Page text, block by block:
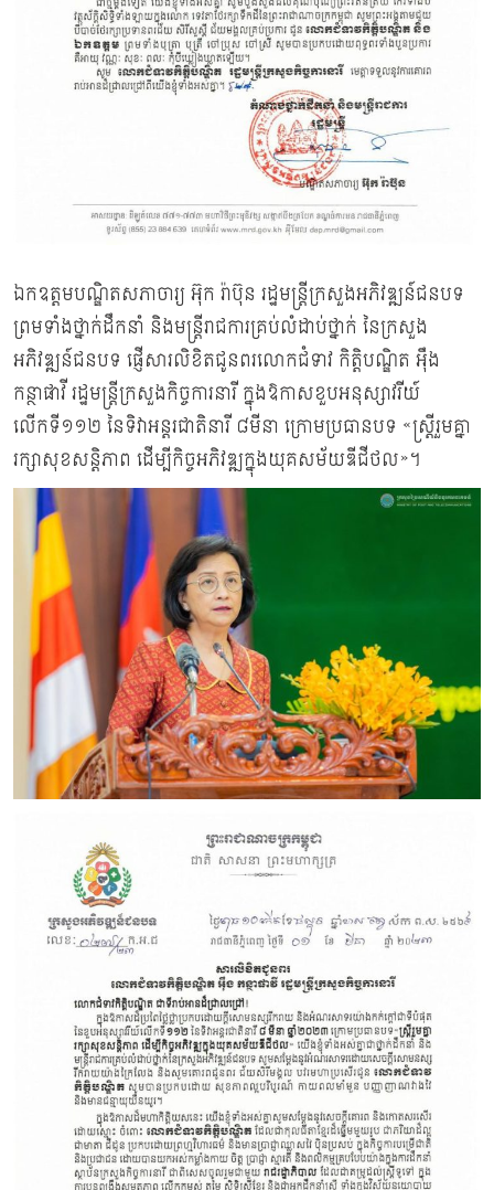
ឯកឧត្ដមបណ្ឌិតសភាចារ្យ អ៊ុក រ៉ាប៊ុន រដ្ឋមន្ត្រីក្រសួងអភិវឌ្ឍន៍ជនបទ
ព្រមទាំងថ្នាក់ដឹកនាំ និងមន្ត្រីរាជការគ្រប់លំដាប់ថ្នាក់ នៃក្រសួង
អភិវឌ្ឍន៍ជនបទ ផ្ញើសារលិខិតជូនពរលោកជំទាវ កិត្តិបណ្ឌិត អ៊ឹង
កន្ថាផាវី រដ្ឋមន្ត្រីក្រសួងកិច្ចការនារី ក្នុងឱកាសខួបអនុស្សាវរីយ៍
លើកទី១១២ នៃទិវាអន្ដរជាតិនារី ៨មីនា ក្រោមប្រធានបទ «ស្ត្រីរួមគ្នា
រក្សាសុខសន្តិភាព ដើម្បីកិច្ចអភិវឌ្ឍក្នុងយុគសម័យឌីជីថល»។